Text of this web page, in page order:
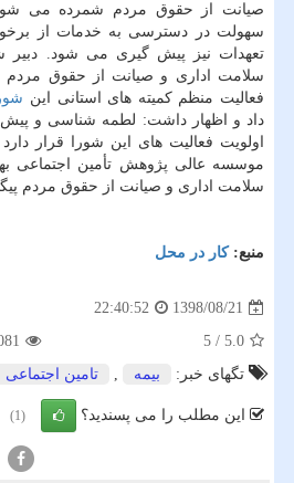
صیانت از حقوق مردم شمرده می شود
سهولت در دسترسی به خدمات از
تعهدات نیز پیش گیری می شود. دبیر
سلامت اداری و صیانت از حقوق مردم
فعالیت منظم كمیته های استانی این
داد و اظهار داشت: لطمه شناسی و پیش
اولویت فعالیت های این شورا قرار
موسسه عالی پژوهش تأمین اجتماعی
سلامت اداری و صیانت از حقوق مردم
منبع:كار در محل
1398/08/21
22:40:52
5.0
/
5
تگهای خبر:
بیمه , تامین اجتماعی
این مطلب را می پسندید؟ (1)